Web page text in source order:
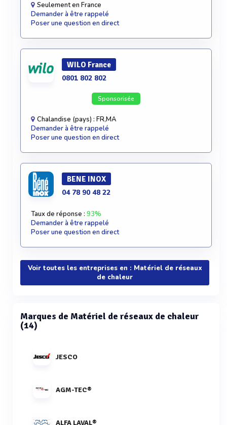
Seulement en France
Demander à être rappelé
Poser une question en direct
WILO France
0801 802 802
Sponsorisée
Chalandise (pays) : FR,MA
Demander à être rappelé
Poser une question en direct
BENE INOX
04 78 90 48 22
Taux de réponse : 93%
Demander à être rappelé
Poser une question en direct
Voir toutes les entreprises en : Matériel de réseaux
de chaleur
Marques de Matériel de réseaux de chaleur
(14)
JESCO
AGM-TEC®
ALFA LAVAL®